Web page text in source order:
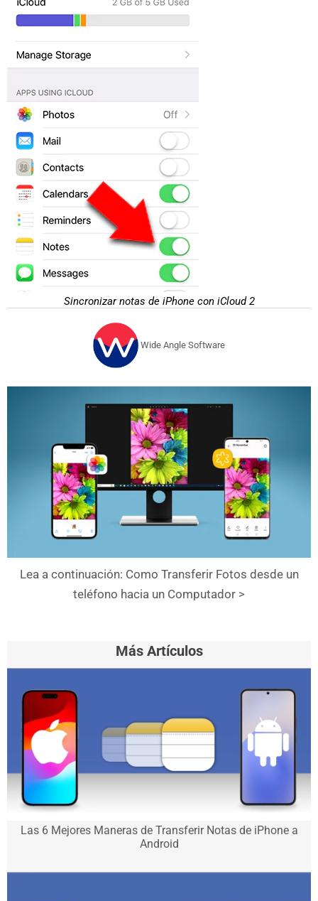
Sincronizar notas de iPhone con iCloud 2
Wide Angle Software
Lea a continuación: Como Transferir Fotos desde un
teléfono hacia un Computador >
Más Artículos
Las 6 Mejores Maneras de Transferir Notas de iPhone a
Android